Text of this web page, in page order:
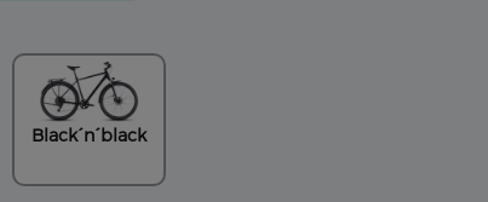
Black´n´black